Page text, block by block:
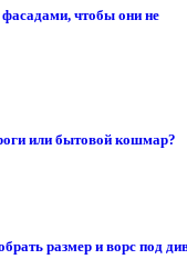
чтобы они не
или бытовой кошмар?
размер и ворс под